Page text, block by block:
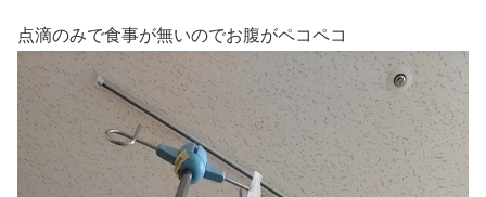
点滴のみで食事が無いのでお腹がペコペコ